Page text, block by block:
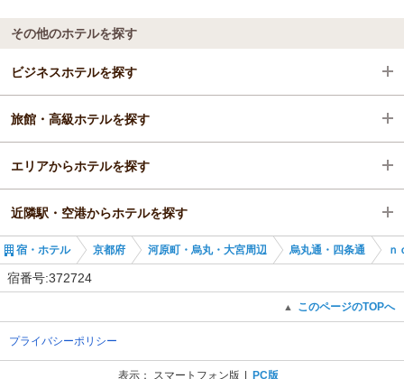
その他のホテルを探す
ビジネスホテルを探す
京都府
河原町・烏丸・大宮周辺
烏丸通・四条通
烏丸御池駅
旅館・高級ホテルを探す
京都府
エリアからホテルを探す
京都府
河原町・烏丸・大宮周辺
近隣駅・空港からホテルを探す
烏丸御池駅
宿・ホテル 京都府 河原町・烏丸・大宮周辺 烏丸通・四条通 ｎ
宿番号:372724
▲ このページのTOPへ
プライバシーポリシー
表示： スマートフォン版 PC版